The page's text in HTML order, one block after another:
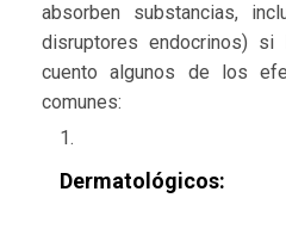
absorben substancias,
disruptores endocrinos)
cuento algunos de los
comunes:
Dermatológicos: